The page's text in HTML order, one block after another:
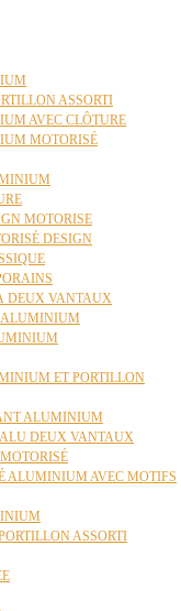
ASSORTI
AVEC CLÔTURE
MOTORISÉ
MOTORISE
DESIGN
DEUX VANTAUX
ALUMINIUM
ET PORTILLON
ALUMINIUM
DEUX VANTAUX
ALUMINIUM AVEC MOTIFS
ASSORTI